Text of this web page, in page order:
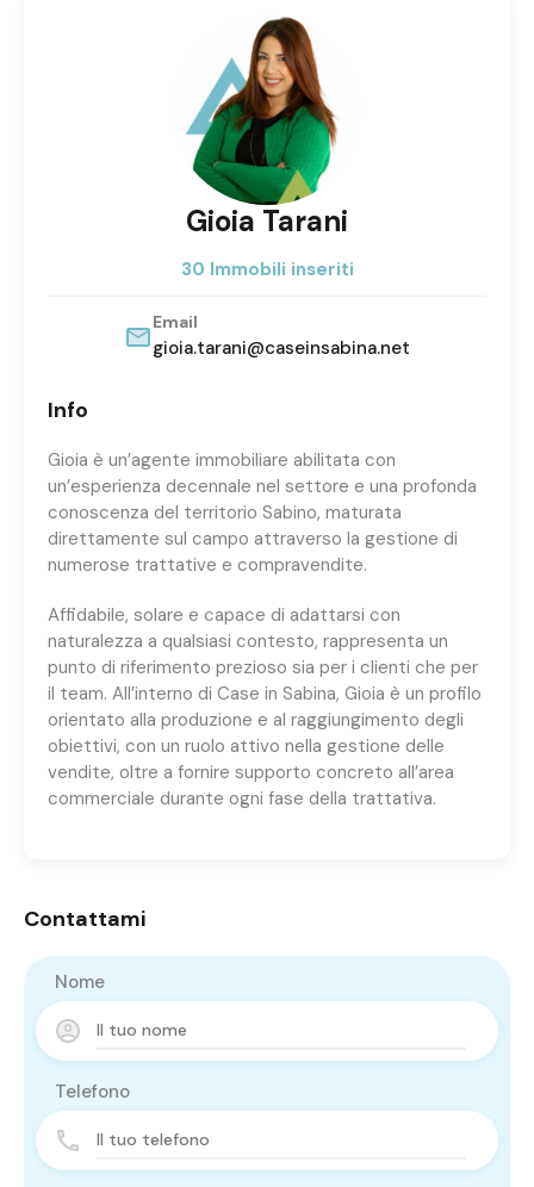
Gioia Tarani
30 Immobili inseriti
Email
gioia.tarani@caseinsabina.net
Info
Gioia è un’agente immobiliare abilitata con
un’esperienza decennale nel settore e una profonda
conoscenza del territorio Sabino, maturata
direttamente sul campo attraverso la gestione di
numerose trattative e compravendite.
Affidabile, solare e capace di adattarsi con
naturalezza a qualsiasi contesto, rappresenta un
punto di riferimento prezioso sia per i clienti che per
il team. All’interno di Case in Sabina, Gioia è un profilo
orientato alla produzione e al raggiungimento degli
obiettivi, con un ruolo attivo nella gestione delle
vendite, oltre a fornire supporto concreto all’area
commerciale durante ogni fase della trattativa.
Contattami
Nome
Telefono